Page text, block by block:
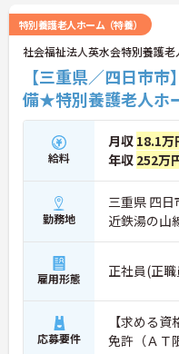
特別養護老人ホーム（特養）
社会福祉法人英水会特別養護
【三重県／四日市
備★特別養護老人ホ
給料
月収 18.1万
年収 252万
勤務地
三重県 四
近鉄湯の山
雇用形態 正社員(正
応募要件
【求める
免許（ＡＴ